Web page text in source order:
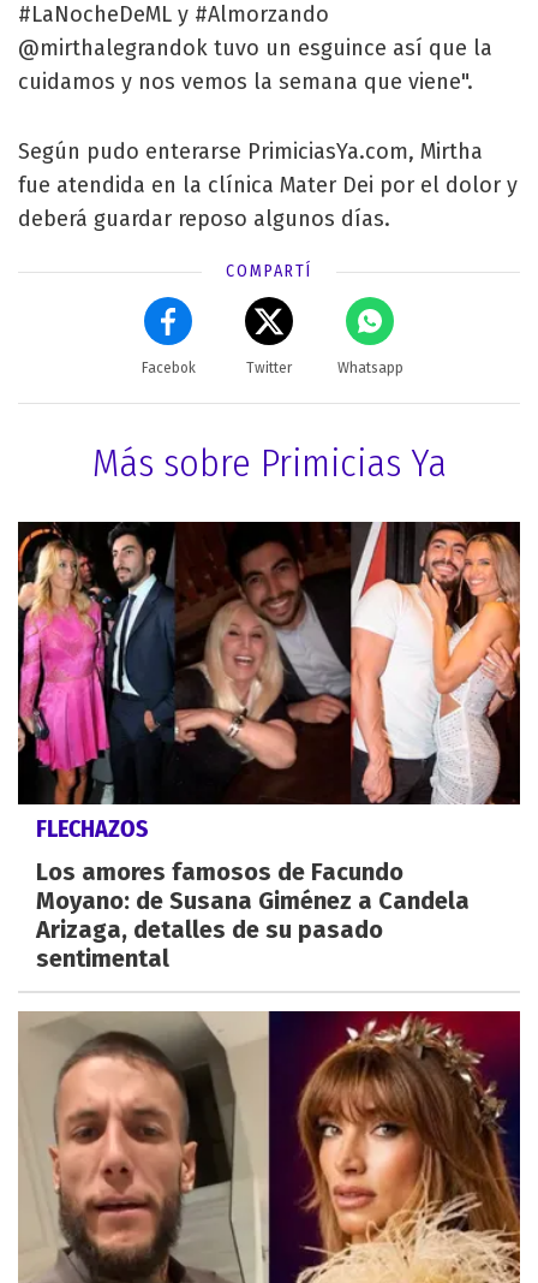
#LaNocheDeML y #Almorzando
@mirthalegrandok tuvo un esguince así que la
cuidamos y nos vemos la semana que viene".
Según pudo enterarse PrimiciasYa.com, Mirtha
fue atendida en la clínica Mater Dei por el dolor y
deberá guardar reposo algunos días.
COMPARTÍ
Facebok Twitter Whatsapp
Más sobre Primicias Ya
FLECHAZOS
Los amores famosos de Facundo
Moyano: de Susana Giménez a Candela
Arizaga, detalles de su pasado
sentimental